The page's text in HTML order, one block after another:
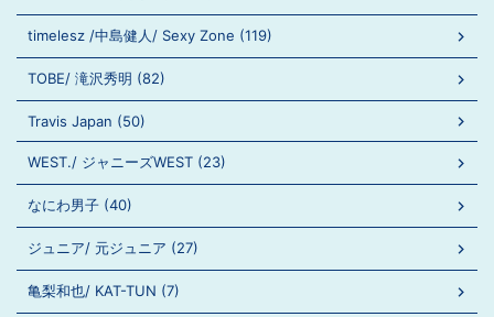
timelesz /中島健人/ Sexy Zone (119)
TOBE/ 滝沢秀明 (82)
Travis Japan (50)
WEST./ ジャニーズWEST (23)
なにわ男子 (40)
ジュニア/ 元ジュニア (27)
亀梨和也/ KAT-TUN (7)